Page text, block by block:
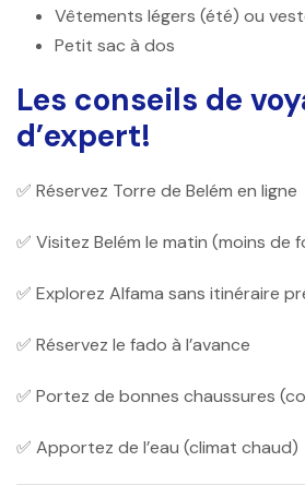
Vêtements légers (été) ou
Petit sac à dos
Les conseils de
d’expert!
✅ Réservez Torre de Belém en ligne
✅ Visitez Belém le matin (moins de
✅ Explorez Alfama sans itinéraire
✅ Réservez le fado à l’avance
✅ Portez de bonnes chaussures
✅ Apportez de l’eau (climat chaud)